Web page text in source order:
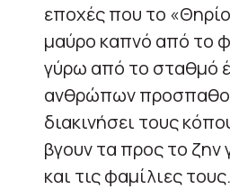
εποχές που το
μαύρο καπνό από το
γύρω από το σταθμό
ανθρώπων
διακινήσει τους
βγουν τα προς το ζην
και τις φαμίλιες τους.